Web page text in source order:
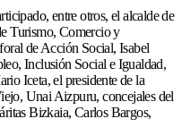
entre otros, el alcalde de
Turismo, Comercio y
de Acción Social, Isabel
Inclusión Social e Igualdad,
Iceta, el presidente de la
Unai Aizpuru, concejales del
Bizkaia, Carlos Bargos,